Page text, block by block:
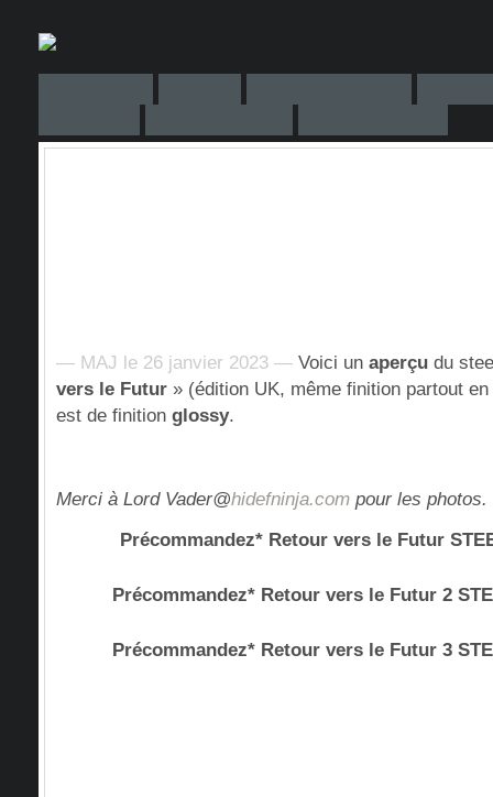
— MAJ le 26 janvier 2023 — Voici un aperçu du
vers le Futur » (édition UK, même finition partout
est de finition glossy.
Merci à Lord Vader@hidefninja.com pour les photos.
Précommandez* Retour vers le Futur
Précommandez* Retour vers le Futur 2
Précommandez* Retour vers le Futur 3